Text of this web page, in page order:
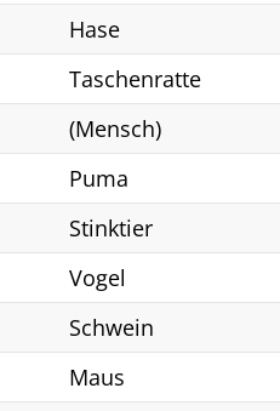
Hase
Taschenratte
(Mensch)
Puma
Stinktier
Vogel
Schwein
Maus